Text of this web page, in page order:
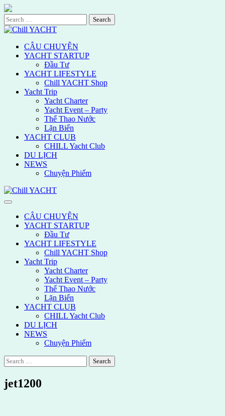
Skip
to
content
Search
for:
CÂU CHUYỆN
YACHT STARTUP
Đầu Tư
YACHT LIFESTYLE
Chill YACHT Shop
Yacht Trip
Yacht Charter
Yacht Event – Party
Thể Thao Nước
Lặn Biển
YACHT CLUB
CHILL Yacht Club
DU LỊCH
NEWS
Chuyện Phiếm
CÂU CHUYỆN
YACHT STARTUP
Đầu Tư
YACHT LIFESTYLE
Chill YACHT Shop
Yacht Trip
Yacht Charter
Yacht Event – Party
Thể Thao Nước
Lặn Biển
YACHT CLUB
CHILL Yacht Club
DU LỊCH
NEWS
Chuyện Phiếm
Search
for:
jet1200